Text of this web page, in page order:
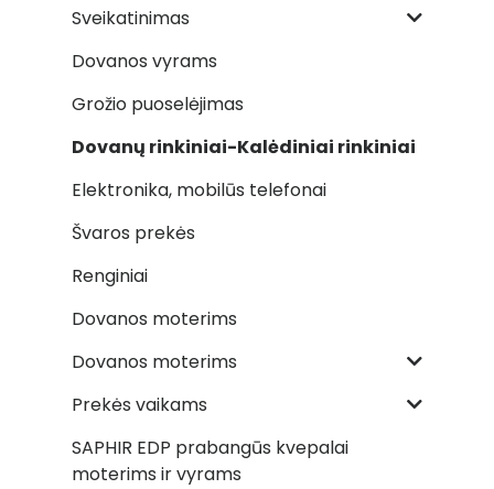
Sveikatinimas
Dovanos vyrams
Grožio puoselėjimas
Dovanų rinkiniai-Kalėdiniai rinkiniai
Elektronika, mobilūs telefonai
Švaros prekės
Renginiai
Dovanos moterims
Dovanos moterims
Prekės vaikams
SAPHIR EDP prabangūs kvepalai
moterims ir vyrams